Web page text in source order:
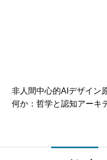
非人間中心的AIデザイン
何か：哲学と認知アーキ